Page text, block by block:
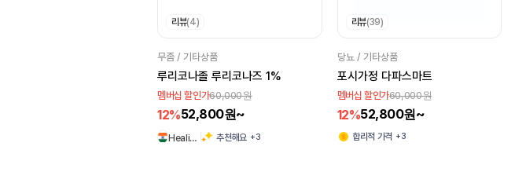
리뷰(4)
무좀 / 기타상품
루리코나졸 루리코나즈 1%
멤버십 할인가60,000원
12%52,800원~
Heali… 추천해요 +3
리뷰(39)
당뇨 / 기타상품
포시가정 다파스마트
멤버십 할인가60,000원
12%52,800원~
합리적 가격 +3